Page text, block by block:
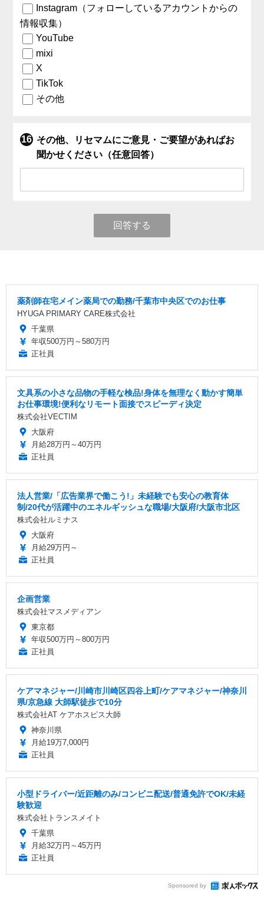
Instagram（フォローしているアカウントからの
情報収集）
YouTube
mixi
X
TikTok
その他
その他、リセマムにご意見・ご要望があればお
聞かせください（任意回答）
回答する
薬剤師在宅メイン薬局での勤務/千葉市中央区でのお仕事
HYUGA PRIMARY CARE株式会社
千葉県
年収500万円～580万円
正社員
文具系の小さな品物の手軽な検品!身体を無理なく動かす簡単
お仕事環境!便利なリモート面接でスピーディ決定
株式会社VECTIM
大阪府
月給28万円～40万円
正社員
法人営業/「広告業界で働こう!」未経験でも安心の教育体
制/20代が活躍中のエネルギッシュな職場/大阪府/大阪市北区
株式会社ルミナス
大阪府
月給29万円～
正社員
企画営業
株式会社マスメディアン
東京都
年収500万円～800万円
正社員
ケアマネジャー/川崎市川崎区四谷上町/ケアマネジャー/神奈川
県/京急線 大師駅徒歩で10分
株式会社AT ケアホスピス大師
神奈川県
月給19万7,000円
正社員
小型ドライバー/近距離のみ/コンビニ配送/普通免許でOK/未経
験歓迎
株式会社トランスメイト
千葉県
月給32万円～45万円
正社員
Sponsored by